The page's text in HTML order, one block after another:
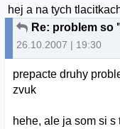
hej a na tych
26.10.2007 | 19:30
prepacte druhy
zvuk
hehe, ale ja som si